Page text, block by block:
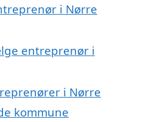
i Nørre
entreprenør i
i Nørre
kommune